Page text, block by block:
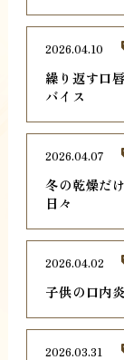
繰り返す口
バイス
2026.04.10
冬の乾燥だ
日々
2026.04.07
子供の口内
2026.04.02
2026.03.31